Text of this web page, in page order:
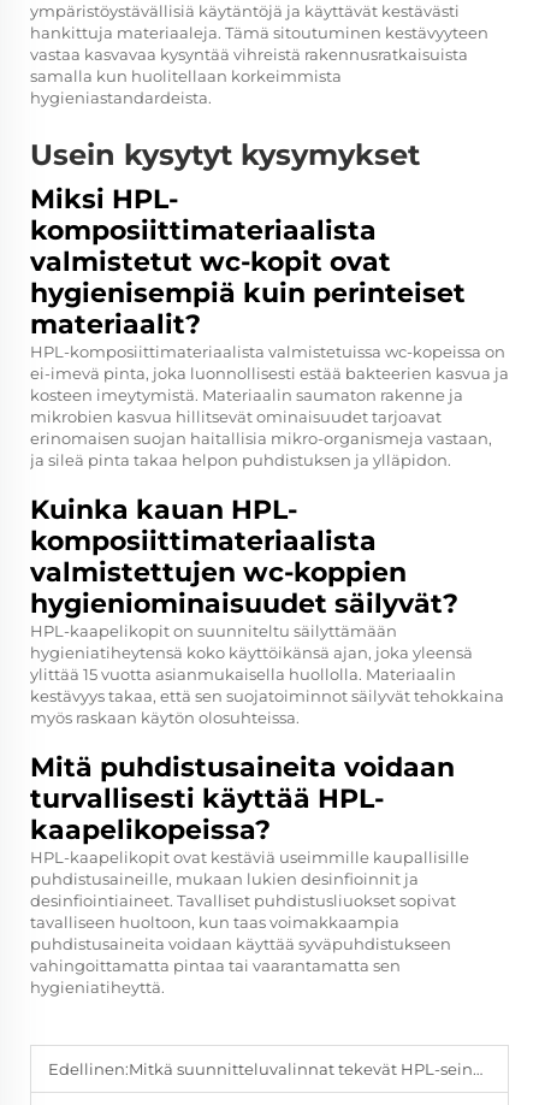
ympäristöystävällisiä käytäntöjä ja käyttävät kestävästi
hankittuja materiaaleja. Tämä sitoutuminen kestävyyteen
vastaa kasvavaa kysyntää vihreistä rakennusratkaisuista
samalla kun huolitellaan korkeimmista
hygieniastandardeista.
Usein kysytyt kysymykset
Miksi HPL-
komposiittimateriaalista
valmistetut wc-kopit ovat
hygienisempiä kuin perinteiset
materiaalit?
HPL-komposiittimateriaalista valmistetuissa wc-kopeissa on
ei-imevä pinta, joka luonnollisesti estää bakteerien kasvua ja
kosteen imeytymistä. Materiaalin saumaton rakenne ja
mikrobien kasvua hillitsevät ominaisuudet tarjoavat
erinomaisen suojan haitallisia mikro-organismeja vastaan,
ja sileä pinta takaa helpon puhdistuksen ja ylläpidon.
Kuinka kauan HPL-
komposiittimateriaalista
valmistettujen wc-koppien
hygieniominaisuudet säilyvät?
HPL-kaapelikopit on suunniteltu säilyttämään
hygieniatiheytensä koko käyttöikänsä ajan, joka yleensä
ylittää 15 vuotta asianmukaisella huollolla. Materiaalin
kestävyys takaa, että sen suojatoiminnot säilyvät tehokkaina
myös raskaan käytön olosuhteissa.
Mitä puhdistusaineita voidaan
turvallisesti käyttää HPL-
kaapelikopeissa?
HPL-kaapelikopit ovat kestäviä useimmille kaupallisille
puhdistusaineille, mukaan lukien desinfioinnit ja
desinfiointiaineet. Tavalliset puhdistusliuokset sopivat
tavalliseen huoltoon, kun taas voimakkaampia
puhdistusaineita voidaan käyttää syväpuhdistukseen
vahingoittamatta pintaa tai vaarantamatta sen
hygieniatiheyttä.
Edellinen:Mitkä suunnitteluvalinnat tekevät HPL-seinäpaneelista suosittuja sisustuksissa?